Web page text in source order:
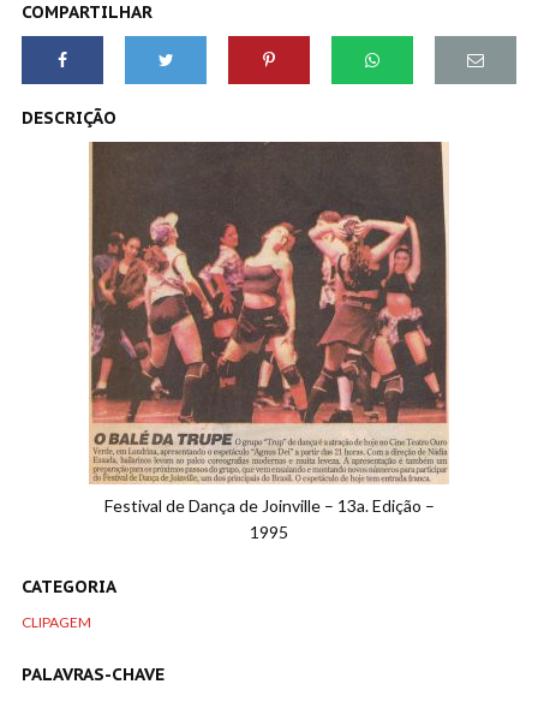
COMPARTILHAR
DESCRIÇÃO
Festival de Dança de Joinville – 13a. Edição –
1995
CATEGORIA
CLIPAGEM
PALAVRAS-CHAVE